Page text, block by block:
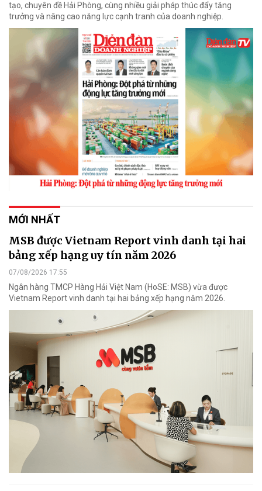
tạo, chuyên đề Hải Phòng, cùng nhiều giải pháp thúc đẩy tăng
trưởng và nâng cao năng lực cạnh tranh của doanh nghiệp.
MỚI NHẤT
MSB được Vietnam Report vinh danh tại hai
bảng xếp hạng uy tín năm 2026
07/08/2026 17:55
Ngân hàng TMCP Hàng Hải Việt Nam (HoSE: MSB) vừa được
Vietnam Report vinh danh tại hai bảng xếp hạng năm 2026.